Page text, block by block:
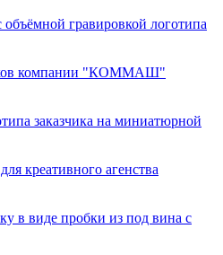
объёмной гравировкой логотипа
компании "КОММАШ"
заказчика на миниатюрной
креативного агенства
в виде пробки из под вина с